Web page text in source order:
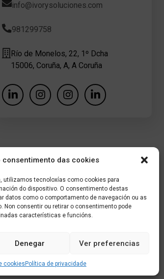
consentimento das cookies
utilizamos tecnoloxías como cookies para
do dispositivo. O consentimento destas
datos como o comportamento de navegación ou as
consentir ou retirar o consentimento pode
características e funcións.
Denegar Ver preferencias
cookies Política de privacidade
info@ivorysoluciones.com
981299758
Río de Monelos, 22, 1º Dcha
15006, Coruña, A, A Coruña